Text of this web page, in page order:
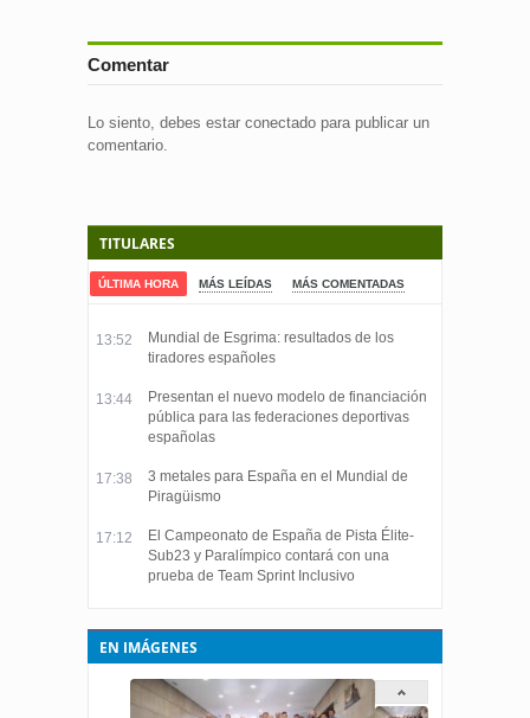
Comentar
Lo siento, debes estar conectado para publicar un
comentario.
TITULARES
ÚLTIMA HORA MÁS LEÍDAS MÁS COMENTADAS
13:52
Mundial de Esgrima: resultados de los
tiradores españoles
13:44
Presentan el nuevo modelo de financiación
pública para las federaciones deportivas
españolas
17:38
3 metales para España en el Mundial de
Piragüismo
17:12
El Campeonato de España de Pista Élite-
Sub23 y Paralímpico contará con una
prueba de Team Sprint Inclusivo
EN IMÁGENES